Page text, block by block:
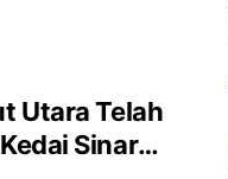
Utara Telah
Sinar